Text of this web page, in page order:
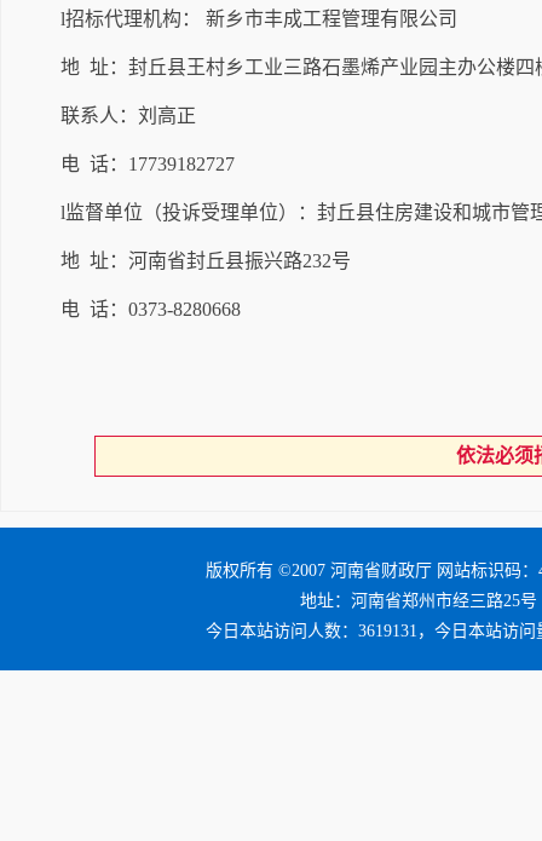
l招标代理机构： 新乡市丰成工程管理有限公司
地 址：封丘县王村乡工业三路石墨烯产业园主办公楼四
联系人：刘高正
电 话： 17739182727
l监督单位（投诉受理单位）：封丘县住房建设和城市管
地 址：河南省封丘县振兴路232号
电 话： 0373-8280668
依法必须
版权所有 ©2007 河南省财政厅 网站标识码：
地址：河南省郑州市经三路25号
今日本站访问人数：3619131，今日本站访问